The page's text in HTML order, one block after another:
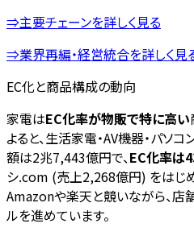
⇒主要チェーンを詳しく見る
⇒業界再編・経営統合を詳しく見
EC化と商品構成の動向
家電はEC化率が物販で特に高い
よると、生活家電・AV機器・パソ
額は2兆7,443億円で、EC化率は
シ.com (売上2,268億円) をはじ
Amazonや楽天と競いながら、店
ルを進めています。